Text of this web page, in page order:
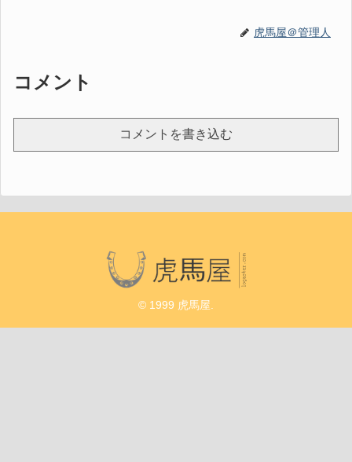
虎馬屋＠管理人
コメント
コメントを書き込む
© 1999 虎馬屋.